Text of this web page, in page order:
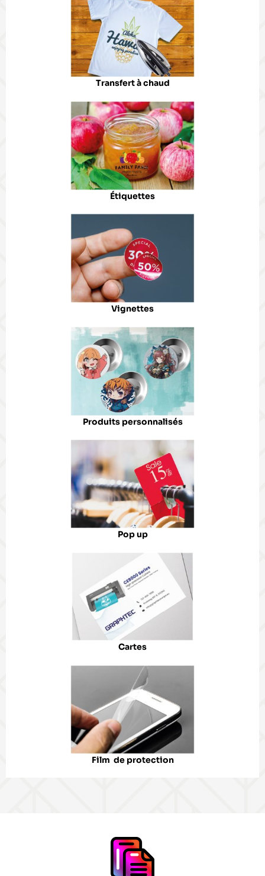
Transfert à chaud
Étiquettes
Vignettes
Produits personnalisés
Pop up
Cartes
Film de protection